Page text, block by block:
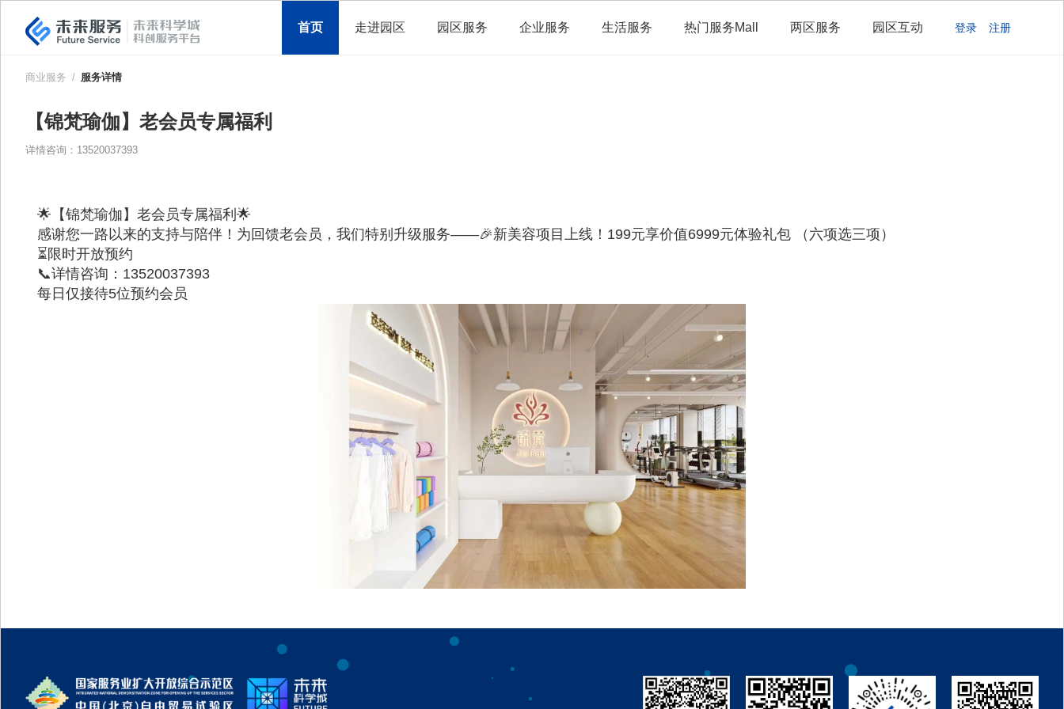
首页 走进园区 园区服务 企业服务 生活服务 热门服务Mall 两区服务 园区互动 登录 注册
商业服务 / 服务详情
【锦梵瑜伽】老会员专属福利
详情咨询：13520037393
🌟【锦梵瑜伽】老会员专属福利🌟
感谢您一路以来的支持与陪伴！为回馈老会员，我们特别升级服务——🎉新美容项目上线！199元享价值6999元体验礼包 （六项选三项）
⏳限时开放预约
📞详情咨询：13520037393
每日仅接待5位预约会员